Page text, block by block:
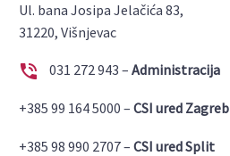
Ul. bana Josipa Jelačića 83,
31220, Višnjevac

 031 272 943 – Administracija
+385 99 164 5000 – CSI ured Zagreb
+385 98 990 2707 – CSI ured Split